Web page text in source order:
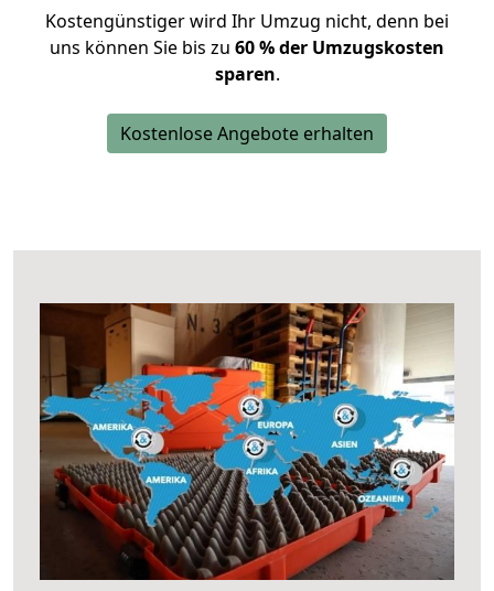
Kostengünstiger wird Ihr Umzug nicht, denn bei
uns können Sie bis zu 60 % der Umzugskosten
sparen.
Kostenlose Angebote erhalten